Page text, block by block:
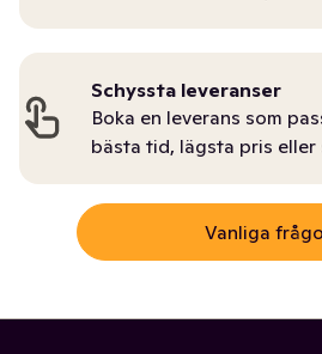
Schyssta leveranser
Boka en leverans som
bästa tid, lägsta pris
Vanliga